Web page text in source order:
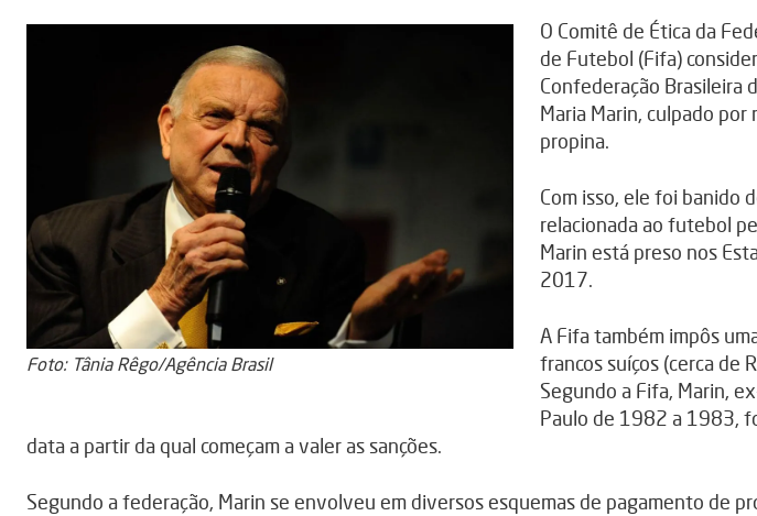
Foto: Tânia Rêgo/Agência Brasil
O Comitê de Ética da
de Futebol (Fifa)
Confederação Brasileira
Maria Marin, culpado
propina.
Com isso, ele foi banido
relacionada ao futebol
Marin está preso nos
2017.
A Fifa também impôs
francos suíços (cerca de
Segundo a Fifa, Marin,
Paulo de 1982 a 1983,
data a partir da qual começam a valer as sanções.
Segundo a federação, Marin se envolveu em diversos esquemas de pagamento de